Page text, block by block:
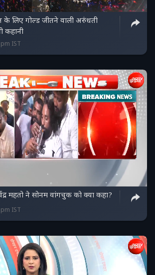
कहानी
IST
महतो ने सोनम वांगचुक को क्या कहा?
IST